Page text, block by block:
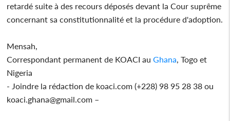
retardé suite à des recours déposés devant la Cour suprême
concernant sa constitutionnalité et la procédure d'adoption.
Mensah,
Correspondant permanent de KOACI auGhana, Togo et
Nigeria
- Joindre la rédaction de koaci.com (+228) 98 95 28 38 ou
koaci.ghana@gmail.com –